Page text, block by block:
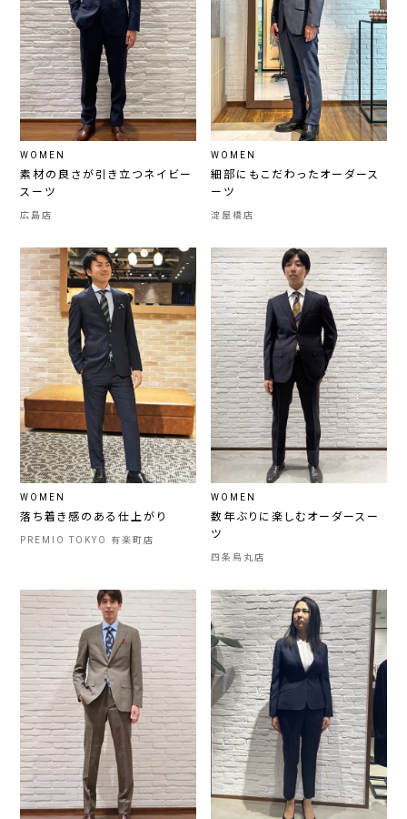
WOMEN
素材の良さが引き立つネイビー
スーツ
広島店
WOMEN
細部にもこだわったオーダース
ーツ
淀屋橋店
WOMEN
落ち着き感のある仕上がり
PREMIO TOKYO 有楽町店
WOMEN
数年ぶりに楽しむオーダースー
ツ
四条烏丸店